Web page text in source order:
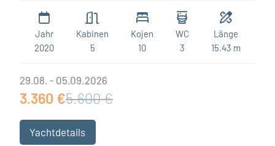
Jahr
2020
Kabinen
5
Kojen
10
WC
3
Länge
15.43 m
29.08. - 05.09.2026
3.360 €5.600 €
Yachtdetails